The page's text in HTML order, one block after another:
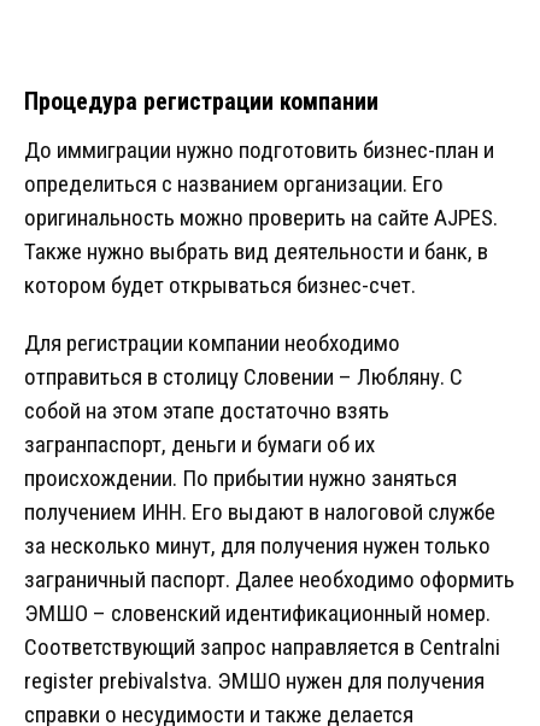
Процедура регистрации компании
До иммиграции нужно подготовить бизнес-план и
определиться с названием организации. Его
оригинальность можно проверить на сайте AJPES.
Также нужно выбрать вид деятельности и банк, в
котором будет открываться бизнес-счет.
Для регистрации компании необходимо
отправиться в столицу Словении – Любляну. С
собой на этом этапе достаточно взять
загранпаспорт, деньги и бумаги об их
происхождении. По прибытии нужно заняться
получением ИНН. Его выдают в налоговой службе
за несколько минут, для получения нужен только
заграничный паспорт. Далее необходимо оформить
ЭМШО – словенский идентификационный номер.
Соответствующий запрос направляется в Centralni
register prebivalstva. ЭМШО нужен для получения
справки о несудимости и также делается